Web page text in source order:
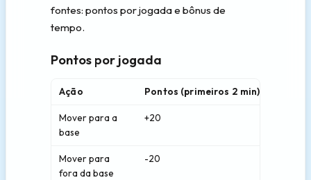
fontes: pontos por jogada e bônus de
tempo.
Pontos por jogada
Ação Pontos (primeiros 2 min)
Mover para a
base
+20
Mover para
fora da base
-20